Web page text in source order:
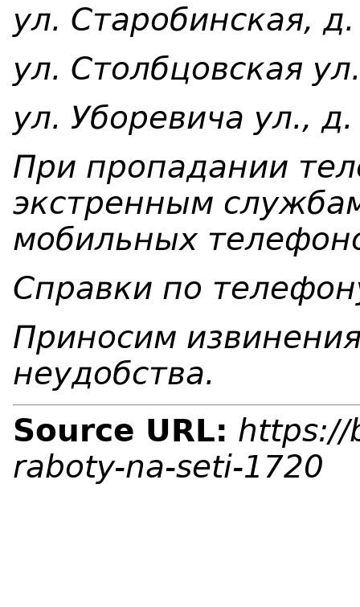
ул. Старобинская,
ул. Столбцовская
ул. Уборевича ул.,
При пропадании
экстренным
мобильных
Справки по
Приносим
неудобства.
Source URL: https://
raboty-na-seti-1720